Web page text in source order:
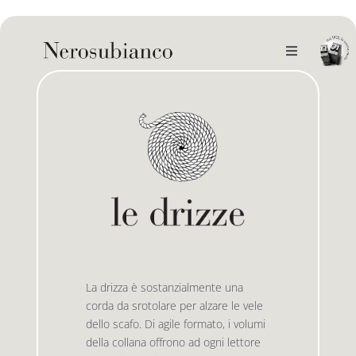
to
Toggle
Navigation
noi
le bandiere le drizze
La drizza è sostanzialmente una
corda da srotolare per alzare le vele
dello scafo. Di agile formato, i volumi
della collana offrono ad ogni lettore